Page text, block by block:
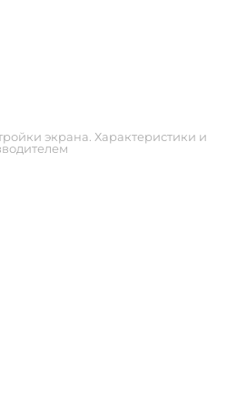
экрана. Характеристики и